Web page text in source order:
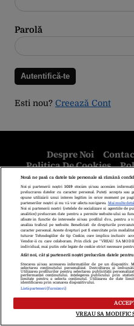
Parolă
Esti nou? Creează Cont
Despre Noi
Politica De Cookies
Termeni
Citarea se poate face în limita a 250
(site-uri, instituţii mass-media,
integral scrierile publicistice
Decizia ONJN nr. 1598/